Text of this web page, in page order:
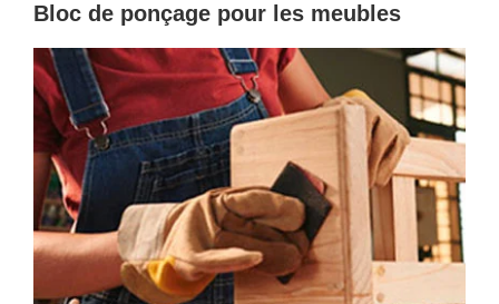
Bloc de ponçage pour les meubles